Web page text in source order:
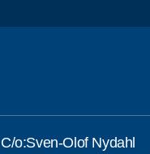
C/o:Sven-Olof Nydahl